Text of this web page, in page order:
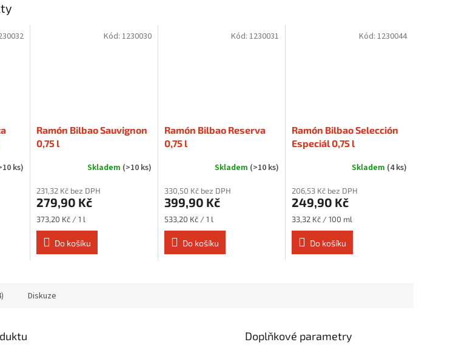
ks)
Ramón Bilbao Sauvignon
0,75 l
Skladem (>10 ks)
231,32 Kč bez DPH
279,90 Kč
Měrná
cena:
373,20 Kč / 1 l
Do košíku
Kód: 1230030
Ramón Bilbao Reserva
0,75 l
produktu
je
5,0
z
hvězdiček.
Skladem (>10 ks)
330,50 Kč bez DPH
399,90 Kč
Měrná
cena:
533,20 Kč / 1 l
Do košíku
Kód:1230031
Ramón Bilbao Selección
Especiál 0,75 l
Skladem (4 ks)
206,53 Kč bez DPH
249,90 Kč
Měrná
cena:
33,32 Kč / 100 ml
Do košíku
Kód: 1230044
Diskuze
Doplňkové parametry